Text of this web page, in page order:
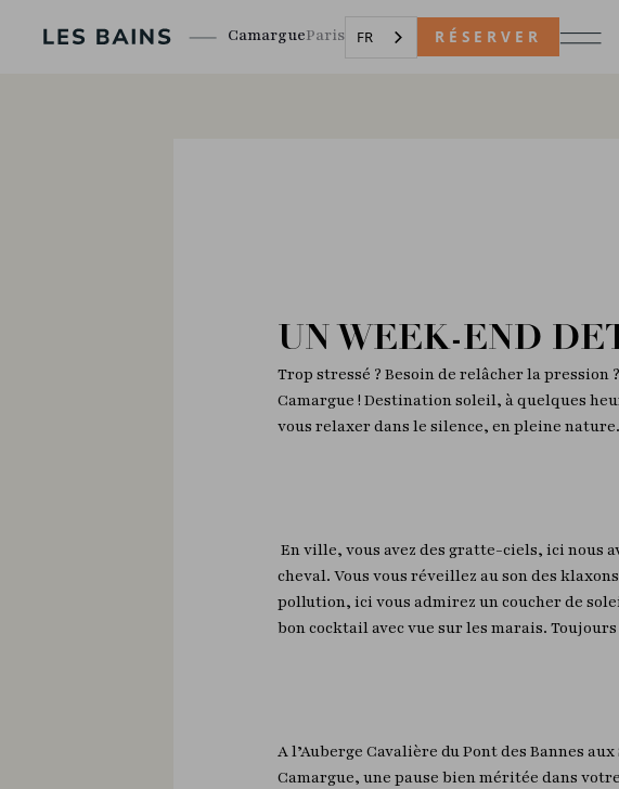
CamargueParis FR RÉSERVER
UN WEEK-END
Trop stressé ? Besoin de relâcher la
Camargue ! Destination soleil, à quelques
vous relaxer dans le silence, en pleine
En ville, vous avez des gratte-ciels, ici nous
cheval. Vous vous réveillez au son des
pollution, ici vous admirez un coucher de
bon cocktail avec vue sur les marais. Toujours
A l’Auberge Cavalière du Pont des Bannes
Camargue, une pause bien méritée dans